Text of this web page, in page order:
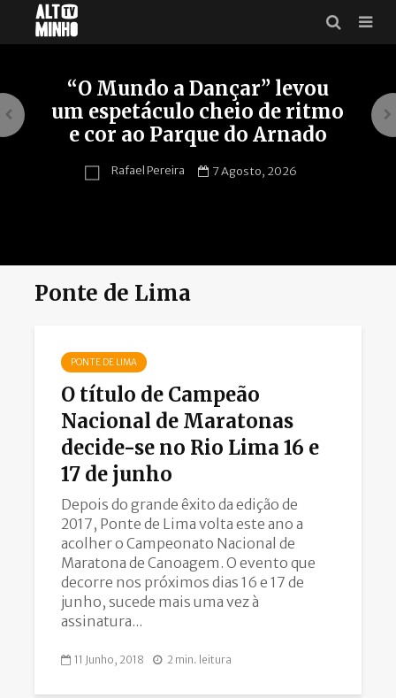
polémica: “Quero chamar à
atenção quanto aos nossos
hábitos extremamente
Ponte de Lima
PONTE DE LIMA
O título de Campeão
Nacional de Maratonas
decide-se no Rio Lima 16 e
17 de junho
Depois do grande êxito da edição de
2017, Ponte de Lima volta este ano a
acolher o Campeonato Nacional de
Maratona de Canoagem. O evento que
decorre nos próximos dias 16 e 17 de
junho, sucede mais uma vez à
assinatura...
11 Junho, 2018 2 min. leitura